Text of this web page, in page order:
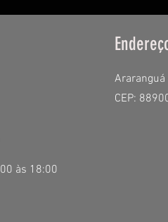
às 18:00
Araranguá
CEP: